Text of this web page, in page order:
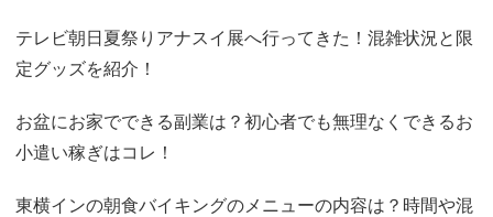
テレビ朝日夏祭りアナスイ展へ行ってきた！混雑状況と限
定グッズを紹介！
お盆にお家でできる副業は？初心者でも無理なくできるお
小遣い稼ぎはコレ！
東横インの朝食バイキングのメニューの内容は？時間や混